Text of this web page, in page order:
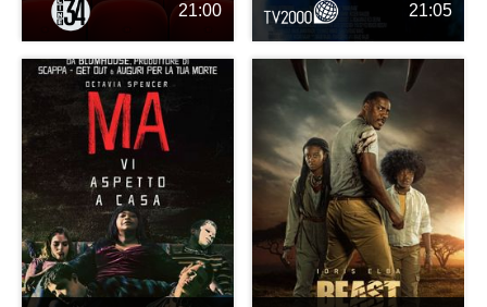
21:00 21:05